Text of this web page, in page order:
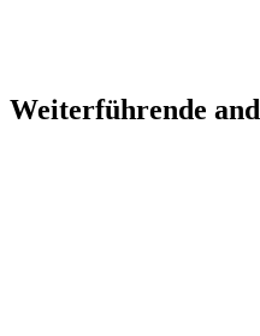
Weiterführende